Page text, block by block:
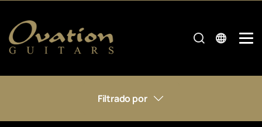
Filtrado por